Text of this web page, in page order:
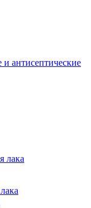
антисептические
лака